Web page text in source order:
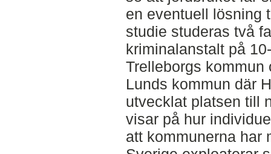
en eventuell lösning
studie studeras två
kriminalanstalt på
Trelleborgs
Lunds kommun där
utvecklat platsen till
visar på hur
att kommunerna har